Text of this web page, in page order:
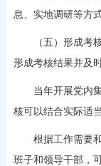
息、实地调研等方
（五）形成考核
形成考核结果并及
当年开展党内集
核可以结合实际适
根据工作需要和
班子和领导干部，